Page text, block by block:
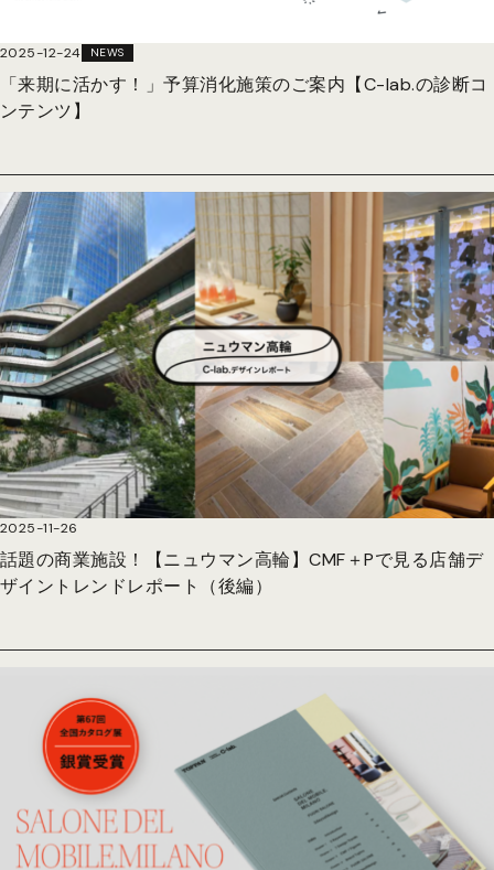
2025-12-24 NEWS
「来期に活かす！」予算消化施策のご案内【C-lab.の診断コ
ンテンツ】
2025-11-26
話題の商業施設！【ニュウマン高輪】CMF＋Pで見る店舗デ
ザイントレンドレポート（後編）